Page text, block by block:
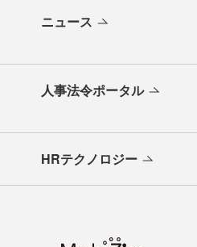
ニュース
人事法令ポータル
HRテクノロジー